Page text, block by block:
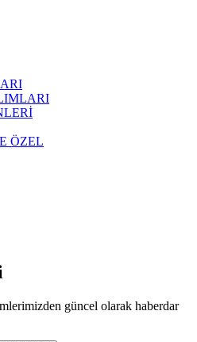
ÖZEL
güncel olarak haberdar